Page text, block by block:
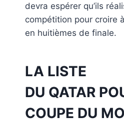
devra espérer qu’ils
compétition pour croire
en huitièmes de finale.
LA LISTE
DU QATAR
COUPE DU